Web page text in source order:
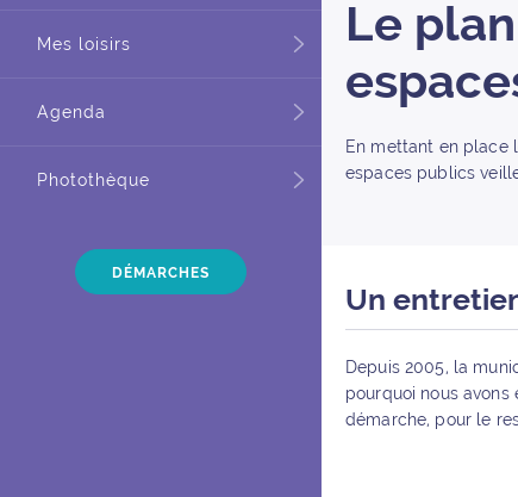
Mes loisirs
Agenda
Photothèque
DÉMARCHES
Le
En mettant en place
espaces publics
Un
Depuis 2005, la
pourquoi nous
démarche, pour le